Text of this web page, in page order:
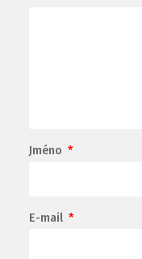
Jméno *
E-mail *